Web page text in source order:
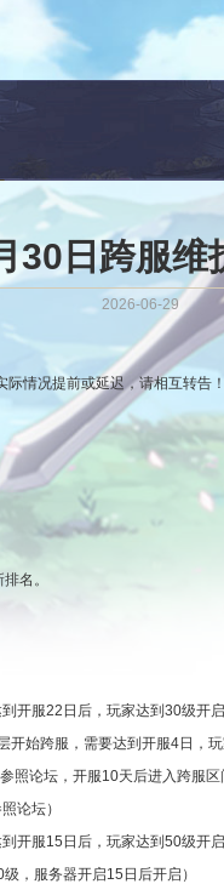
30日跨服维
2026-06-29
情况提前或延迟，请相互转告！
名。
开服22日后，玩家达到30级开启
始跨服，需要达到开服4日，
照论坛，开服10天后进入跨服区
论坛）
开服15日后，玩家达到50级开启
，服务器开启15日后开启）